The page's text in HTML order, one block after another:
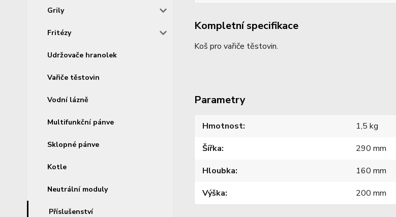
Grily
Fritézy
Udržovače hranolek
Vařiče těstovin
Vodní lázně
Multifunkční pánve
Sklopné pánve
Kotle
Neutrální moduly
Příslušenství
Kompletní specifikace
Koš pro vařiče těstovin.
Parametry
Hmotnost
1,5 kg
Šířka
290 mm
Hloubka
160 mm
Výška
200 mm